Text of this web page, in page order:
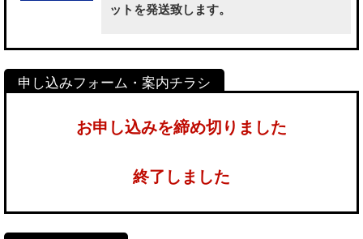
ットを発送致します。
お申し込みを締め切りました
終了しました